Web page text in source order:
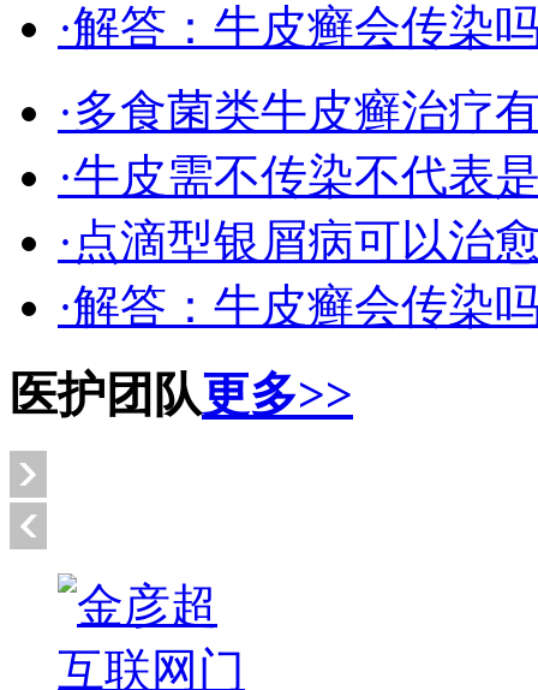
·解答：牛皮癣会传染
·多食菌类牛皮癣治疗
·牛皮需不传染不代表
·点滴型银屑病可以治
·解答：牛皮癣会传染
医护团队更多>>